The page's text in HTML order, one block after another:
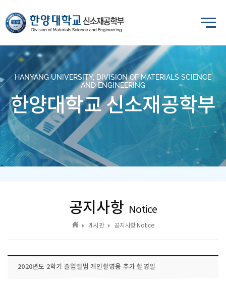
HANYANG UNIVERSITY, DIVISION OF MATERIALS SCIENCE
AND ENGINEERING
한양대학교 신소재공학부
공지사항 Notice
게시판 공지사항 Notice
2020년도 2학기 졸업앨범 개인촬영용 추가 촬영일